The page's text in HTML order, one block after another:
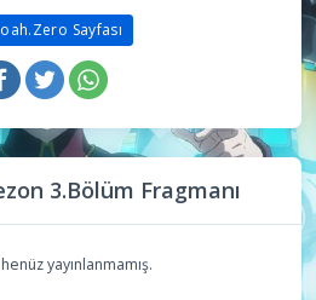
Sayfası
3.Bölüm Fragmanı
yayınlanmamış.